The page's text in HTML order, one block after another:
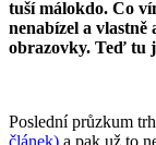
tuší málokdo. Co
nenabízel a vlastně
obrazovky. Teď tu
Poslední průzkum
článek) a pak už to